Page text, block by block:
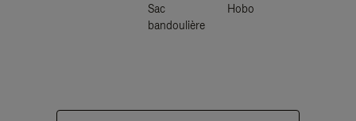
Sac
bandoulière
Hobo